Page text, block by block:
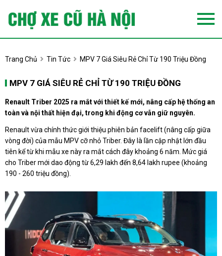
Trang Chủ Tin Tức MPV 7 Giá Siêu Rẻ Chỉ Từ 190 Triệu Đồng
MPV 7 GIÁ SIÊU RẺ CHỈ TỪ 190 TRIỆU ĐỒNG
Renault Triber 2025 ra mắt với thiết kế mới, nâng cấp hệ thống an
toàn và nội thất hiện đại, trong khi động cơ vẫn giữ nguyên.
Renault vừa chính thức giới thiệu phiên bản facelift (nâng cấp giữa
vòng đời) của mẫu MPV cỡ nhỏ Triber. Đây là lần cập nhật lớn đầu
tiên kể từ khi mẫu xe này ra mắt cách đây khoảng 6 năm. Mức giá
cho Triber mới dao động từ 6,29 lakh đến 8,64 lakh rupee (khoảng
190 - 260 triệu đồng).